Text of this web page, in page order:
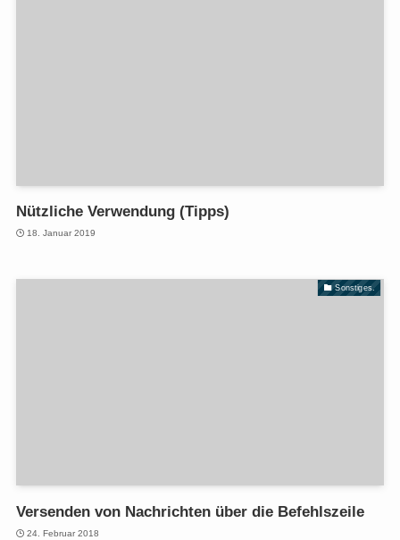
Nützliche Verwendung (Tipps)
18. Januar 2019
Sonstiges.
Versenden von Nachrichten über die Befehlszeile
24. Februar 2018